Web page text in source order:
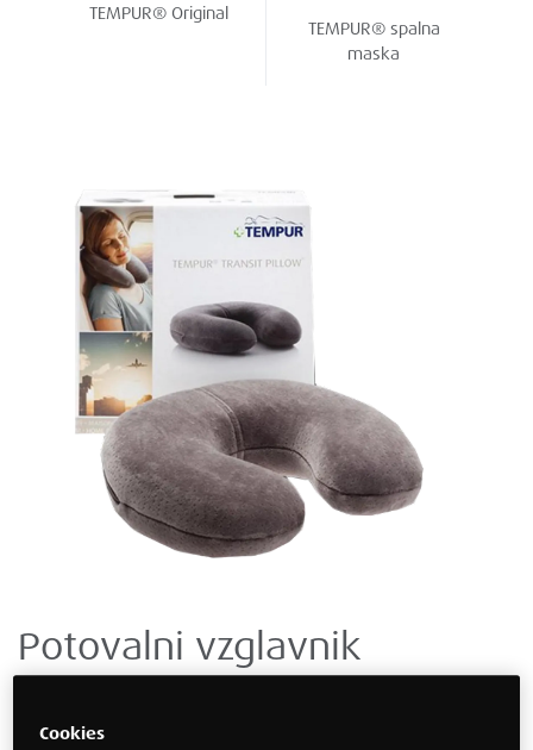
TEMPUR® Original
TEMPUR® spalna
maska
Potovalni vzglavnik
TEMPUR®
Cookies